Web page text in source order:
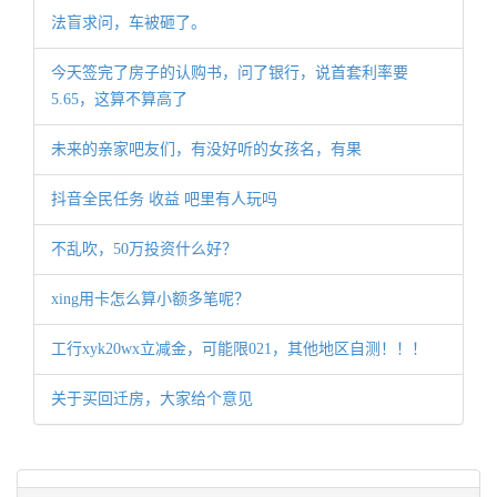
法盲求问，车被砸了。
今天签完了房子的认购书，问了银行，说首套利率要
5.65，这算不算高了
未来的亲家吧友们，有没好听的女孩名，有果
抖音全民任务 收益 吧里有人玩吗
不乱吹，50万投资什么好？
xing用卡怎么算小额多笔呢？
工行xyk20wx立减金，可能限021，其他地区自测！！！
关于买回迁房，大家给个意见